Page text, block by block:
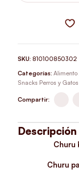
SKU:810100850302
Categorías: Alimento
Snacks Perros y Gatos
Compartir:
Descripción
Churu
Churu